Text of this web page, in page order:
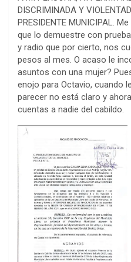
DISCRIMINADA Y
PRESIDENTE MUNICIPAL.
que lo demuestre con
y radio que por cierto, nos
pesos al mes. O acaso le
asuntos con una mujer?
enojo para Octavio, cuando
parecer no está claro y
cuentas a nadie del cabildo.